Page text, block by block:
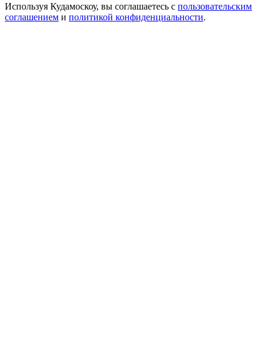
Используя Кудамоскоу, вы соглашаетесь с пользовательским
соглашением и политикой конфиденциальности.